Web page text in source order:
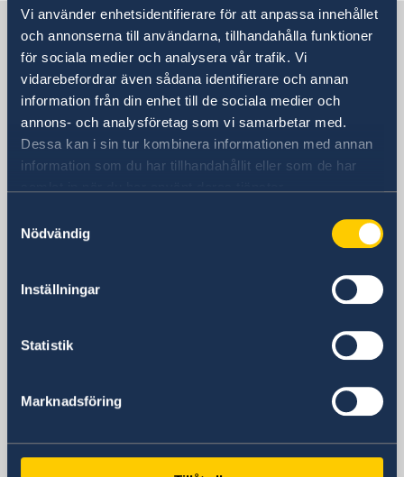
Vi använder enhetsidentifierare för att anpassa innehållet
och annonserna till användarna, tillhandahålla funktioner
för sociala medier och analysera vår trafik. Vi
vidarebefordrar även sådana identifierare och annan
information från din enhet till de sociala medier och
annons- och analysföretag som vi samarbetar med.
Dessa kan i sin tur kombinera informationen med annan
information som du har tillhandahållit eller som de har
Nödvändig
Inställningar
Statistik
Marknadsföring
Sweden in Indonesia
EMBASSY
Visiting address
Embassy of Sweden
Menara Rajawali, 9th floor
Kawasan Mega Kuningan, Lot 5.1
Indonesia
Embassy of Sweden
12950 Jakarta
The Embassy is located next to JW Marriott
Hotel